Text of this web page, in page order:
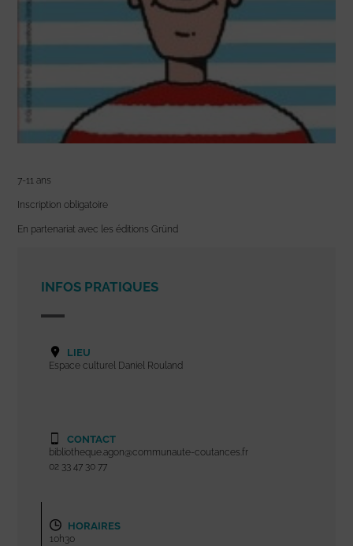
7-11 ans
Inscription obligatoire
En partenariat avec les éditions Gründ
INFOS PRATIQUES
LIEU
Espace culturel Daniel Rouland
CONTACT
bibliotheque.agon@communaute-coutances.fr
02 33 47 30 77
HORAIRES
10h30